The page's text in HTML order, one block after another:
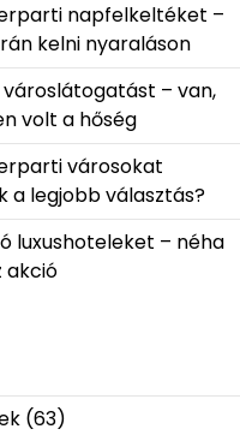
napfelkeltéket –
kelni nyaraláson
– van,
volt a hőség
városokat
a legjobb választás?
luxushoteleket – néha
akció
(63)